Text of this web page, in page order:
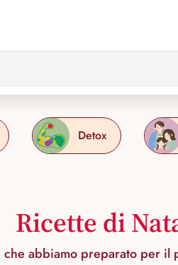
Detox
Ricette di
abbiamo preparato per il